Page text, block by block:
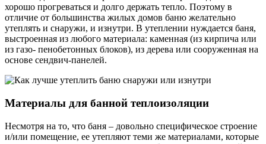
хорошо прогреваться и долго держать тепло. Поэтому в
отличие от большинства жилых домов баню желательно
утеплять и снаружи, и изнутри. В утеплении нуждается баня,
выстроенная из любого материала: каменная (из кирпича или
из газо- пенобетонных блоков), из дерева или сооруженная на
основе сендвич-панелей.
Материалы для банной теплоизоляции
Несмотря на то, что баня – довольно специфическое строение
и/или помещение, ее утепляют теми же материалами, которые